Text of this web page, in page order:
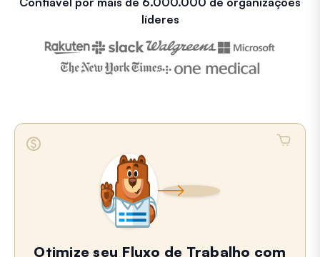
líderes
Otimize seu Fluxo de Trabalho com